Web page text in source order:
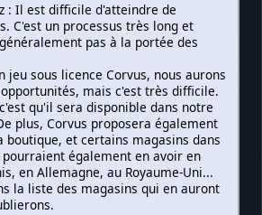
: Il est difficile d'atteindre de
C'est un processus très long et
pas à la portée des
jeu sous licence Corvus, nous aurons
mais c'est très difficile.
qu'il sera disponible dans notre
plus, Corvus proposera également
boutique, et certains magasins dans
également en avoir en
en Allemagne, au Royaume-Uni...
la liste des magasins qui en auront